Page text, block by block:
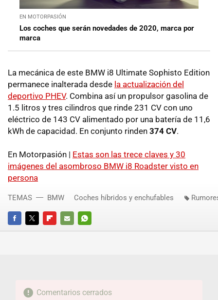
EN MOTORPASIÓN
Los coches que serán novedades de 2020, marca por
marca
La mecánica de este BMW i8 Ultimate Sophisto Edition
permanece inalterada desde la actualización del
deportivo PHEV. Combina así un propulsor gasolina de
1.5 litros y tres cilindros que rinde 231 CV con uno
eléctrico de 143 CV alimentado por una batería de 11,6
kWh de capacidad. En conjunto rinden 374 CV.
En Motorpasión | Estas son las trece claves y 30
imágenes del asombroso BMW i8 Roadster visto en
persona
FACEBOOKTWITTERFLIPBOARD
E-
WHATSAPP
TEMAS BMW Coches híbridos y enchufables
Comentarios cerrados